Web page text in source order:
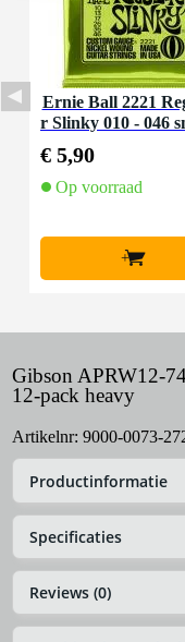
Ernie Ball 2221
r Slinky 010 - 046
€ 5,90
Op voorraad
+
Gibson APRW12-
12-pack heavy
Artikelnr: 9000-0073-
Productinformatie
Specificaties
Reviews (0)